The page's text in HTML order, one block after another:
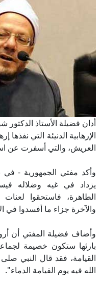
أدان فضيلة الأستاذ الدكتور
الإرهابية الدنيئة التي
العريش، والتي أسفرت عن استشهاد 18 شهيدًا،
وأكد مفتي الجمهورية - في
يزداد في غيه وضلاله
الطاهرة، فاستحقوا لعنات
والآخرة جزاء ما أفسدوا في
وأضاف فضيلة المفتي أن
بارئها ستكون خصيمة
القيامة، فقد قال النبي
الله فيه يوم القيامة الدماء".